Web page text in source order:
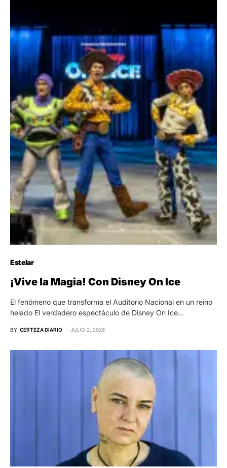
Estelar
¡Vive la Magia! Con Disney On Ice
El fenómeno que transforma el Auditorio Nacional en un reino
helado El verdadero espectáculo de Disney On Ice…
BY CERTEZA DIARIO JULIO 2, 2026